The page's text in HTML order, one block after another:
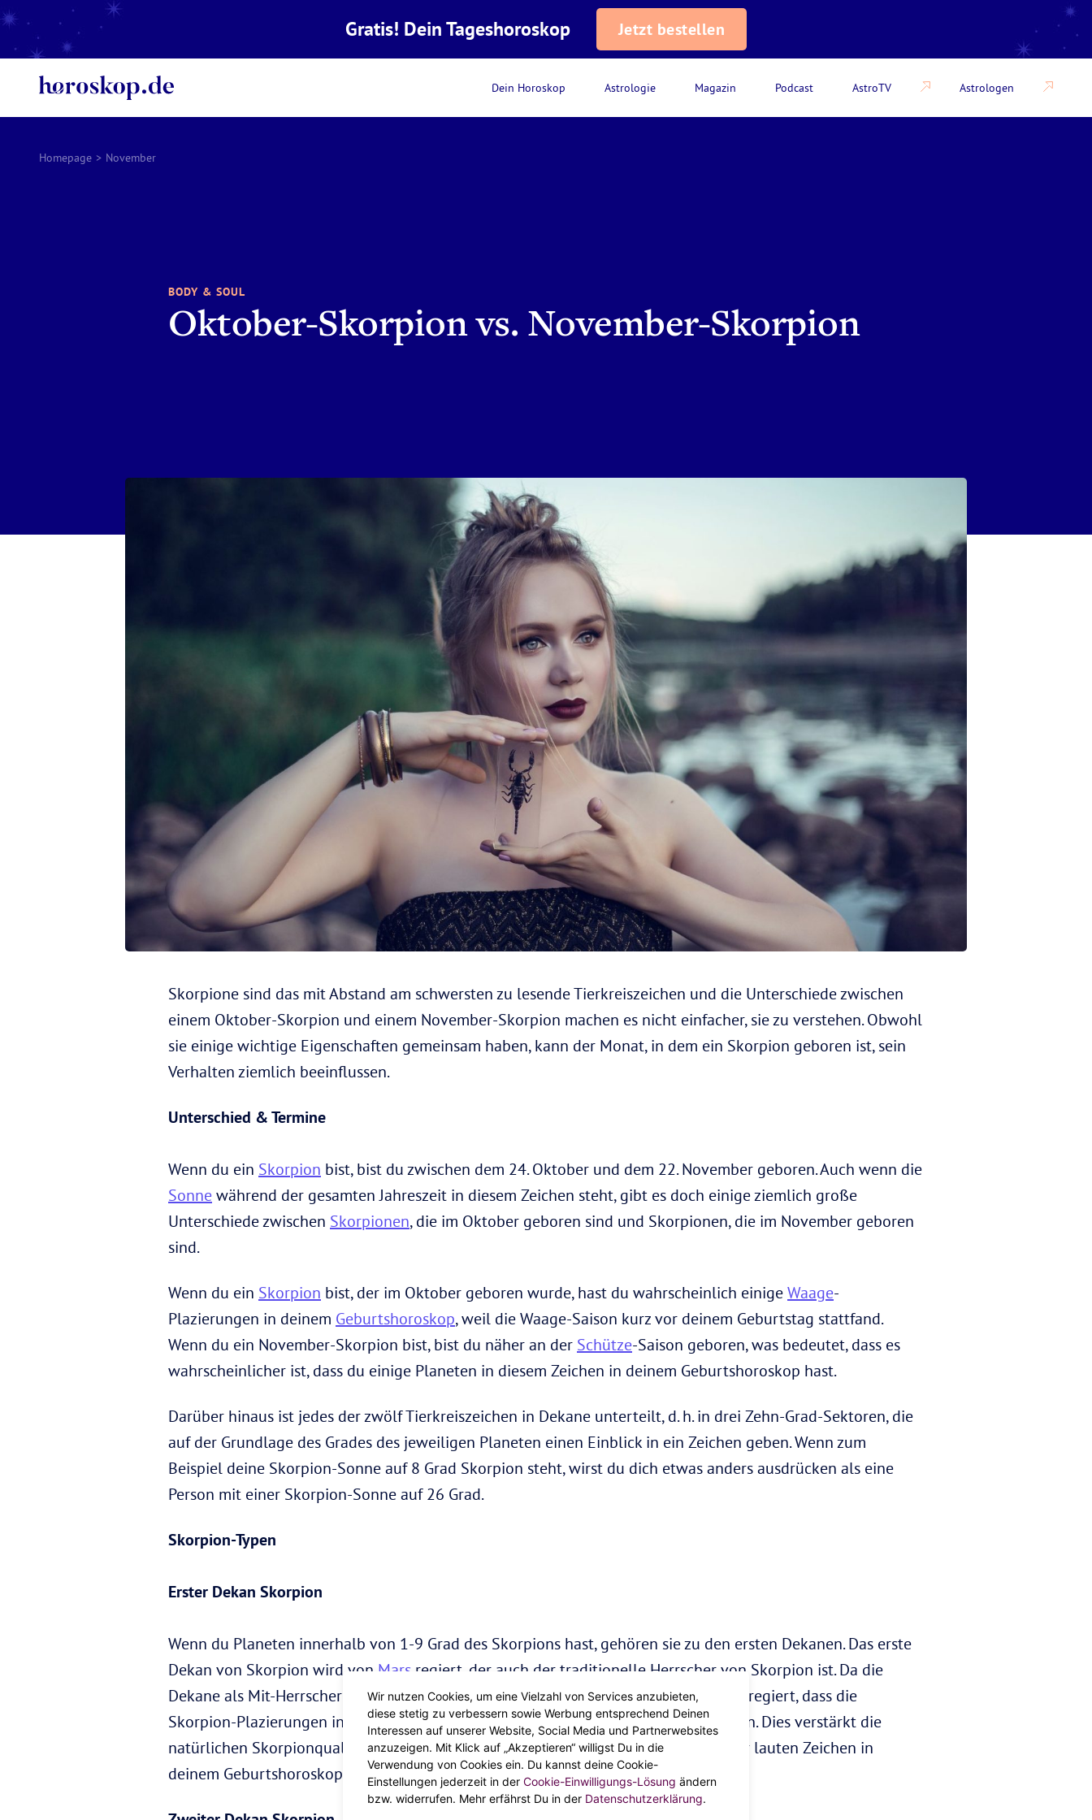
Dein Horoskop Astrologie Magazin Podcast AstroTV Astrologen
Gratis! Dein Tageshoroskop Jetzt bestellen
Homepage > November
BODY & SOUL
Oktober-Skorpion vs. November-Skorpion
Skorpione sind das mit Abstand am schwersten zu lesende Tierkreiszeichen und die Unterschiede zwischen
einem Oktober-Skorpion und einem November-Skorpion machen es nicht einfacher, sie zu verstehen. Obwohl
sie einige wichtige Eigenschaften gemeinsam haben, kann der Monat, in dem ein Skorpion geboren ist, sein
Verhalten ziemlich beeinflussen.
Unterschied & Termine
Wenn du ein Skorpion bist, bist du zwischen dem 24. Oktober und dem 22. November geboren. Auch wenn die
Sonne während der gesamten Jahreszeit in diesem Zeichen steht, gibt es doch einige ziemlich große
Unterschiede zwischen Skorpionen, die im Oktober geboren sind und Skorpionen, die im November geboren
sind.
Wenn du ein Skorpion bist, der im Oktober geboren wurde, hast du wahrscheinlich einige Waage-
Plazierungen in deinem Geburtshoroskop, weil die Waage-Saison kurz vor deinem Geburtstag stattfand.
Wenn du ein November-Skorpion bist, bist du näher an der Schütze-Saison geboren, was bedeutet, dass es
wahrscheinlicher ist, dass du einige Planeten in diesem Zeichen in deinem Geburtshoroskop hast.
Darüber hinaus ist jedes der zwölf Tierkreiszeichen in Dekane unterteilt, d. h. in drei Zehn-Grad-Sektoren, die
auf der Grundlage des Grades des jeweiligen Planeten einen Einblick in ein Zeichen geben. Wenn zum
Beispiel deine Skorpion-Sonne auf 8 Grad Skorpion steht, wirst du dich etwas anders ausdrücken als eine
Person mit einer Skorpion-Sonne auf 26 Grad.
Skorpion-Typen
Erster Dekan Skorpion
Wenn du Planeten innerhalb von 1-9 Grad des Skorpions hast, gehören sie zu den ersten Dekanen. Das erste
Dekan von Skorpion wird von Mars regiert, der auch der traditionelle Herrscher von Skorpion ist. Da die
Dekane als Mit-Herrscher eines Zeichens gelten, bewirkt der Mars, der diesen Dekan regiert, dass die
Skorpion-Plazierungen intensiver werden und mehr Mars-Energie als üblich erhalten. Dies verstärkt die
natürlichen Skorpionqualitäten, die du hast und macht dieses Zeichen zu einem sehr lauten Zeichen in
deinem Geburtshoroskop.
Wir nutzen Cookies, um eine Vielzahl von Services anzubieten,
diese stetig zu verbessern sowie Werbung entsprechend Deinen
Interessen auf unserer Website, Social Media und Partnerwebsites
anzuzeigen. Mit Klick auf „Akzeptieren“ willigst Du in die
Verwendung von Cookies ein. Du kannst deine Cookie-
Einstellungen jederzeit in der Cookie-Einwilligungs-Lösung ändern
bzw. widerrufen. Mehr erfährst Du in der Datenschutzerklärung.